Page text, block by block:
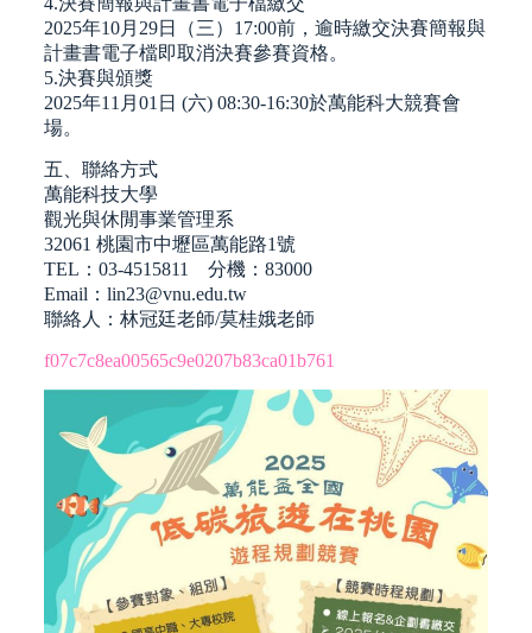
2025年10月29日（三）17:00前，逾時繳交決賽簡報與
計畫書電子檔即取消決賽參賽資格。
5.決賽與頒獎
2025年11月01日 (六) 08:30-16:30於萬能科大競賽會
場。
五、聯絡方式
萬能科技大學
觀光與休閒事業管理系
32061 桃園市中壢區萬能路1號
TEL：03-4515811 分機：83000
Email：lin23@vnu.edu.tw
聯絡人：林冠廷老師/莫桂娥老師
f07c7c8ea00565c9e0207b83ca01b761